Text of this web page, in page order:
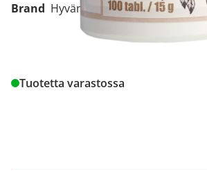
Brand Hyvän unen
Tuotetta varastossa